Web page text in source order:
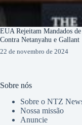
EUA Rejeitam Mandados
Contra Netanyahu e Gallant
22 de novembro de 2024
Sobre nós
Sobre o NTZ
Nossa missão
Anuncie